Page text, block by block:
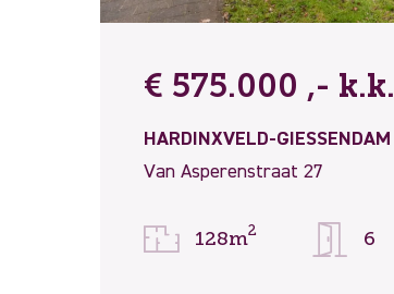
€ 575.000 ,- k.k.
HARDINXVELD-GIESSENDAM
Van Asperenstraat 27
128m2 6